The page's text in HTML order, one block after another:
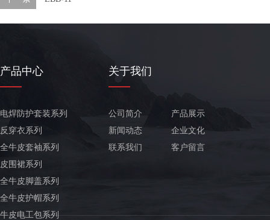
产品中心
电焊防护套装系列
反穿衣系列
全牛皮套袖系列
皮围裙系列
全牛皮脚盖系列
全牛皮护帽系列
牛皮电工包系列
关于我们
公司简介
产品展示
新闻动态
企业文化
联系我们
客户留言